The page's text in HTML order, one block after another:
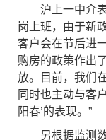
沪上一中介表
岗上班，由于新
客户会在节后进
购房的政策作出
放。目前，我们
同时也主动与客
阳春’的表现。”
另根据监测数